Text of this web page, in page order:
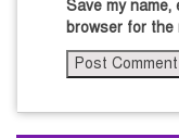
Save my name,
browser for the